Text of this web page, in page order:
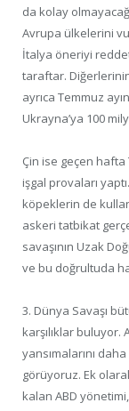
da kolay
Avrupa ülkelerini
İtalya öneriyi
taraftar.
ayrıca Temmuz
Ukrayna’ya 100
Çin ise geçen
işgal provaları
köpeklerin de
askeri tatbikat
savaşının Uzak
ve bu doğrultuda
3. Dünya Savaşı
karşılıklar buluyor.
yansımalarını
görüyoruz. Ek
kalan ABD